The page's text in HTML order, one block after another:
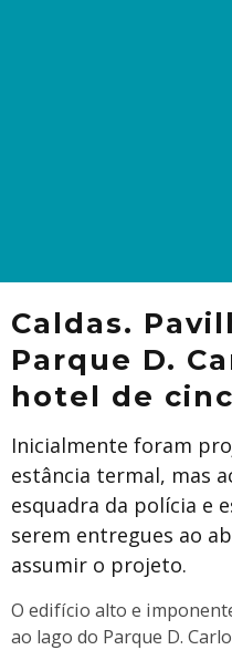
​Caldas.
Parque D.
hotel de
Inicialmente foram
estância termal, mas
esquadra da polícia e
serem entregues ao
assumir o projeto.
​O edifício alto e
ao lago do Parque D.